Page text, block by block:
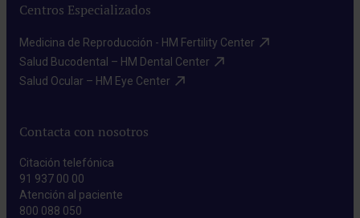
Centros Especializados
Medicina de Reproducción - HM Fertility Center​
Salud Bucodental – HM Dental Center​
Salud Ocular – HM Eye Center​
Contacta con nosotros
Citación telefónica
91 937 00 00
Atención al paciente
800 088 050